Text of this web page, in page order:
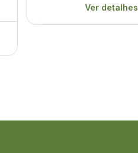
Ver detalhes